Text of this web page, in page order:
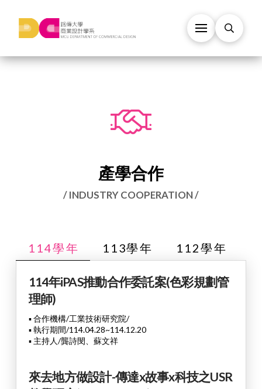
產學合作
/ INDUSTRY COOPERATION /
114學年 113學年 112學年
114年iPAS推動合作委託案(色彩規劃管
理師)
▪ 合作機構/工業技術研究院/
▪ 執行期間/114.04.28~114.12.20
▪ 主持人/龔詩閔
蘇文祥
來去地方做設計-傳達x故事x科技之USR